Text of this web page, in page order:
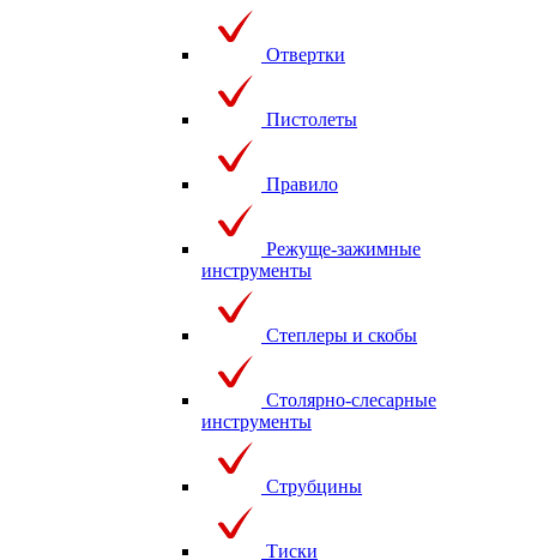
Отвертки
Пистолеты
Правило
Режуще-зажимные
инструменты
Степлеры и скобы
Столярно-слесарные
инструменты
Струбцины
Тиски